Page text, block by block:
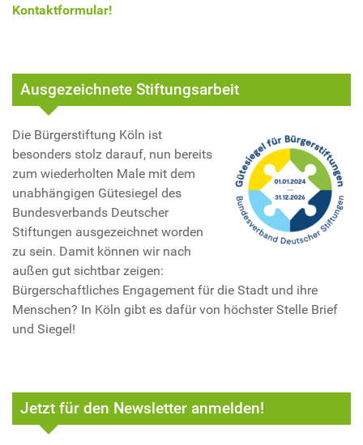
Kontaktformular!
Ausgezeichnete Stiftungsarbeit
Die Bürgerstiftung Köln ist
besonders stolz darauf, nun bereits
zum wiederholten Male mit dem
unabhängigen Gütesiegel des
Bundesverbands Deutscher
Stiftungen ausgezeichnet worden
zu sein. Damit können wir nach
außen gut sichtbar zeigen:
Bürgerschaftliches Engagement für die Stadt und ihre
Menschen? In Köln gibt es dafür von höchster Stelle Brief
und Siegel!
Jetzt für den Newsletter anmelden!